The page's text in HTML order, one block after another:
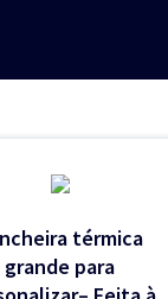
térmica
grande para